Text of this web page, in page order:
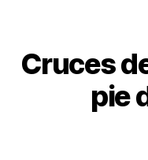
Cruces
pie